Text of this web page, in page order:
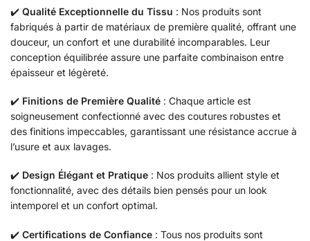
✔️ Qualité Exceptionnelle du Tissu : Nos produits sont
fabriqués à partir de matériaux de première qualité, offrant une
douceur, un confort et une durabilité incomparables. Leur
conception équilibrée assure une parfaite combinaison entre
épaisseur et légèreté.
✔️ Finitions de Première Qualité : Chaque article est
soigneusement confectionné avec des coutures robustes et
des finitions impeccables, garantissant une résistance accrue à
l’usure et aux lavages.
✔️ Design Élégant et Pratique : Nos produits allient style et
fonctionnalité, avec des détails bien pensés pour un look
intemporel et un confort optimal.
✔️ Certifications de Confiance : Tous nos produits sont